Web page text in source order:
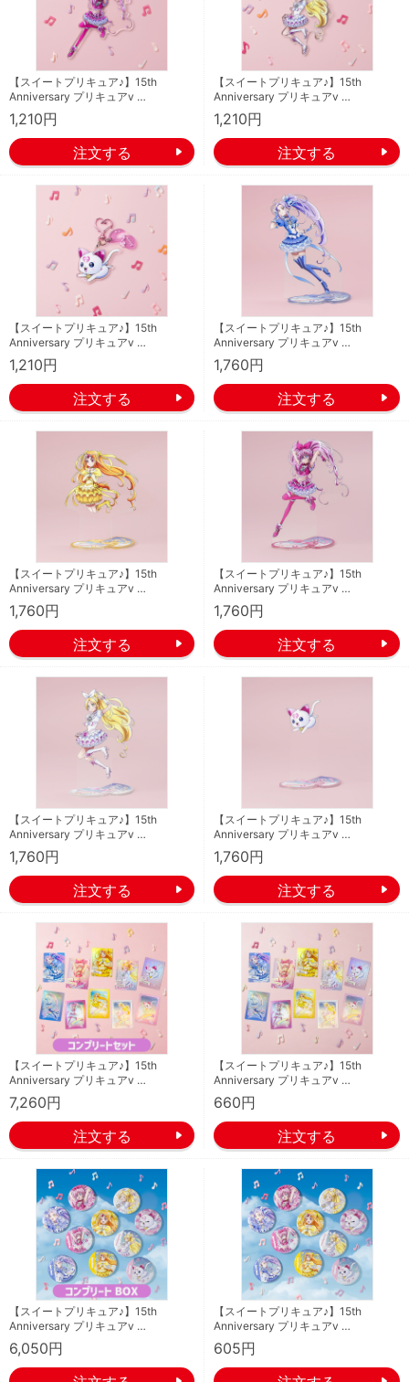
【スイートプリキュア♪】15th
Anniversary プリキュアv …
1,210円
【スイートプリキュア♪】15th
Anniversary プリキュアv …
1,210円
【スイートプリキュア♪】15th
Anniversary プリキュアv …
1,210円
【スイートプリキュア♪】15th
Anniversary プリキュアv …
1,760円
【スイートプリキュア♪】15th
Anniversary プリキュアv …
1,760円
【スイートプリキュア♪】15th
Anniversary プリキュアv …
1,760円
【スイートプリキュア♪】15th
Anniversary プリキュアv …
1,760円
【スイートプリキュア♪】15th
Anniversary プリキュアv …
1,760円
【スイートプリキュア♪】15th
Anniversary プリキュアv …
7,260円
【スイートプリキュア♪】15th
Anniversary プリキュアv …
660円
【スイートプリキュア♪】15th
Anniversary プリキュアv …
6,050円
【スイートプリキュア♪】15th
Anniversary プリキュアv …
605円